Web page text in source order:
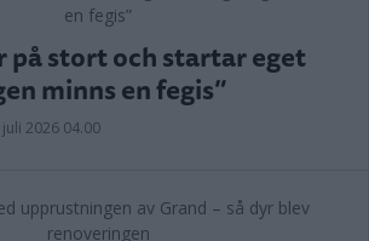
på stort och startar eget
minns en fegis”
juli 2026 04.00